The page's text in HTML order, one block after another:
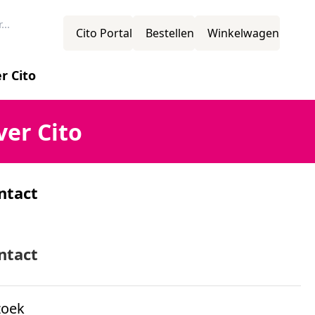
Cito
Cito
Cito Portal Bestellen Winkelwagen